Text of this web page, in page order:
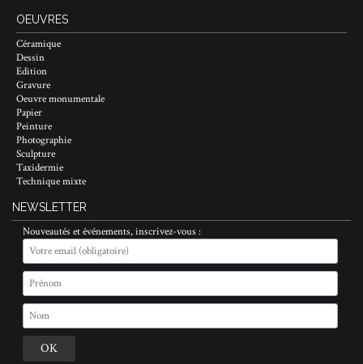
OEUVRES
Céramique
Dessin
Edition
Gravure
Oeuvre monumentale
Papier
Peinture
Photographie
Sculpture
Taxidermie
Technique mixte
NEWSLETTER
Nouveautés et événements, inscrivez-vous :